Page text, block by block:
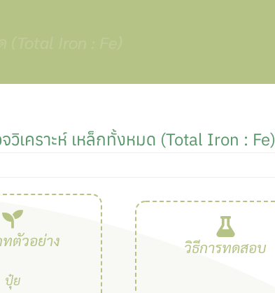
วิเคราะห์ เหล็กทั้งหมด (Total Iron : Fe)
ทตัวอย่าง
ปุ๋ย
วิธีการทดสอบ